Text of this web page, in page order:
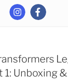
1: Unboxing